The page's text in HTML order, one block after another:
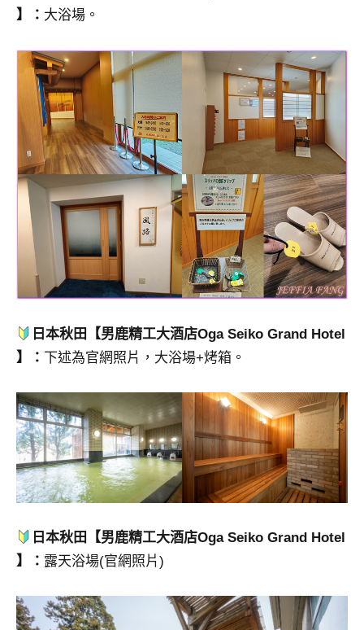
】： 大浴場。
日本秋田【男鹿精工大酒店Oga Seiko Grand Hotel
】： 下述為官網照片，大浴場+烤箱。
日本秋田【男鹿精工大酒店Oga Seiko Grand Hotel
】： 露天浴場(官網照片)